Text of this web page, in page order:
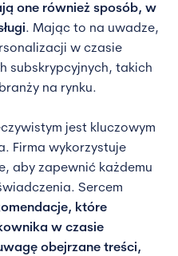
one również sposób, w
. Mając to na uwadze,
w czasie
subskrypcyjnych, takich
na rynku.
jest kluczowym
Firma wykorzystuje
aby zapewnić każdemu
Sercem
które
w czasie
obejrzane treści,